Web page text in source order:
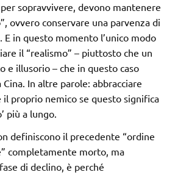
sopravvivere, devono mantenere
ovvero conservare una parvenza di
in questo momento l’unico modo
il “realismo” – piuttosto che un
e illusorio – che in questo caso
In altre parole: abbracciare
proprio nemico se questo significa
più a lungo.
definiscono il precedente “ordine
completamente morto, ma
di declino, è perché